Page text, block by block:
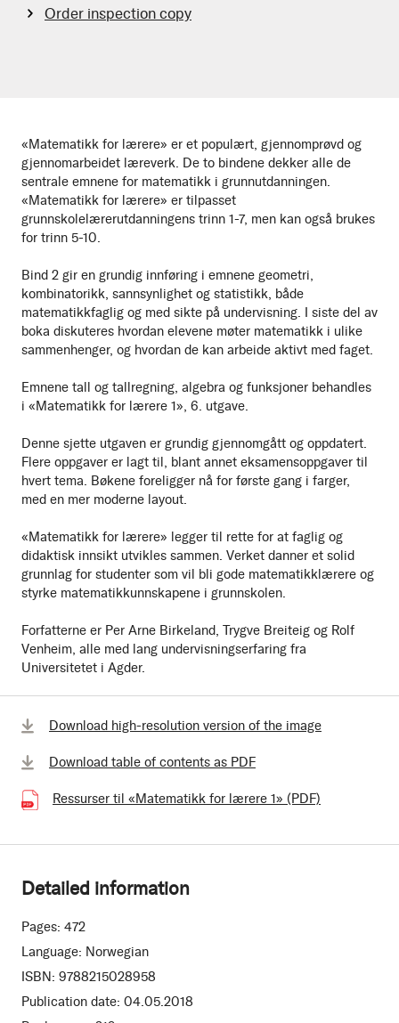
«Matematikk for lærere» er et populært, gjennomprøvd og
gjennomarbeidet læreverk. De to bindene dekker alle de
sentrale emnene for matematikk i grunnutdanningen.
«Matematikk for lærere» er tilpasset
grunnskolelærerutdanningens trinn 1-7, men kan også brukes
for trinn 5-10.
Bind 2 gir en grundig innføring i emnene geometri,
kombinatorikk, sannsynlighet og statistikk, både
matematikkfaglig og med sikte på undervisning. I siste del av
boka diskuteres hvordan elevene møter matematikk i ulike
sammenhenger, og hvordan de kan arbeide aktivt med faget.
Emnene tall og tallregning, algebra og funksjoner behandles
i «Matematikk for lærere 1», 6. utgave.
Denne sjette utgaven er grundig gjennomgått og oppdatert.
Flere oppgaver er lagt til, blant annet eksamensoppgaver til
hvert tema. Bøkene foreligger nå for første gang i farger,
med en mer moderne layout.
«Matematikk for lærere» legger til rette for at faglig og
didaktisk innsikt utvikles sammen. Verket danner et solid
grunnlag for studenter som vil bli gode matematikklærere og
styrke matematikkunnskapene i grunnskolen.
Forfatterne er Per Arne Birkeland, Trygve Breiteig og Rolf
Venheim, alle med lang undervisningserfaring fra
Universitetet i Agder.
Order inspection copy
Download high-resolution version of the image
Download table of contents as PDF
Ressurser til «Matematikk for lærere 1» (PDF)
Detailed information
Pages: 472
Language: Norwegian
ISBN: 9788215028958
Publication date: 04.05.2018